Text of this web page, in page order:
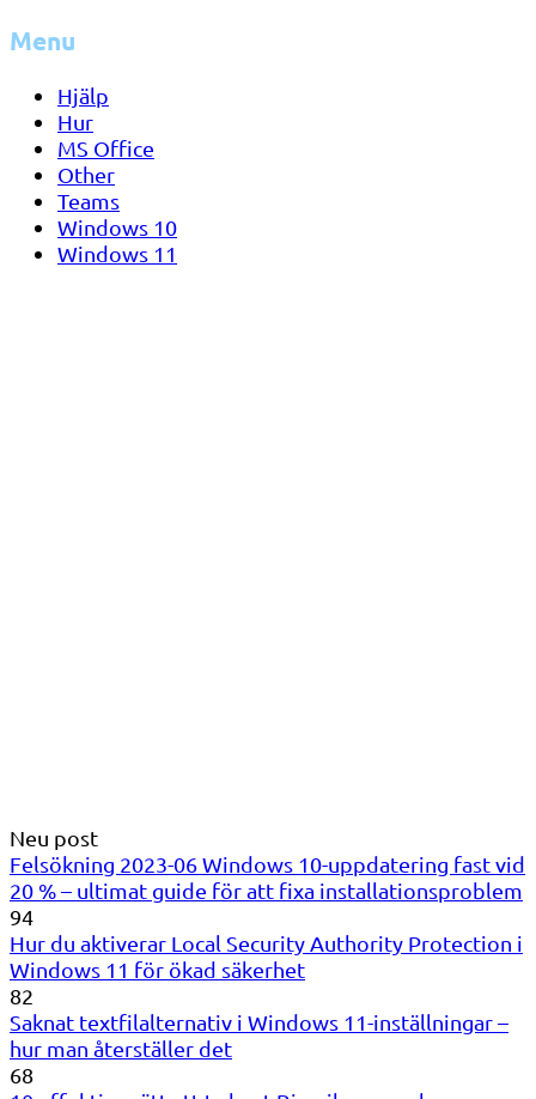
Menu
Hjälp
Hur
MS Office
Other
Teams
Windows 10
Windows 11
Neu post
Felsökning 2023-06 Windows 10-uppdatering fast vid
20 % – ultimat guide för att fixa installationsproblem
94
Hur du aktiverar Local Security Authority Protection i
Windows 11 för ökad säkerhet
82
Saknat textfilalternativ i Windows 11-inställningar –
hur man återställer det
68